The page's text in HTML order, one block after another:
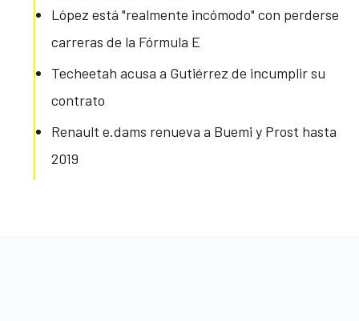
López está "realmente incómodo" con perderse
carreras de la Fórmula E
Techeetah acusa a Gutiérrez de incumplir su
contrato
Renault e.dams renueva a Buemi y Prost hasta
2019